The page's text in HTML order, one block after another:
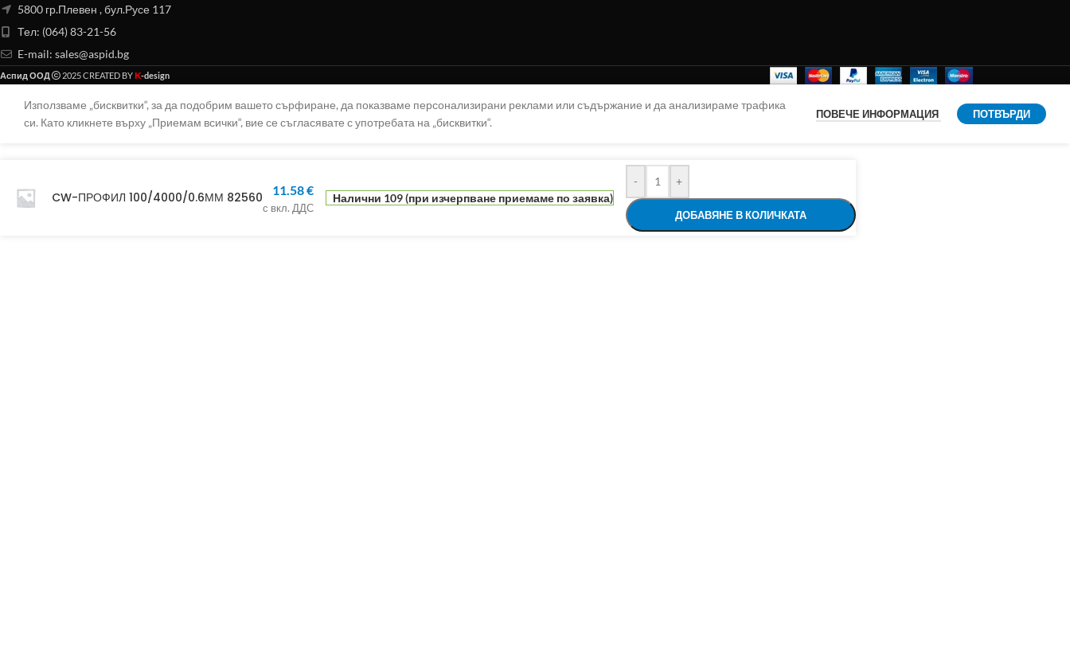
5800 гр.Плевен , бул.Русе 117
Тел: (064) 83-21-56
E-mail: sales@aspid.bg
Аспид ООД 2025 CREATED BY K-design
Използваме „бисквитки“, за да подобрим вашето сърфиране, да показваме персонализирани реклами или съдържание и да анализираме трафика
си. Като кликнете върху „Приемам всички“, вие се съгласявате с употребата на „бисквитки“.
ПОВЕЧЕ ИНФОРМАЦИЯ ПОТВЪРДИ
CW-ПРОФИЛ 100/4000/0.6ММ 82560 11.58€
с вкл. ДДС
Налични 109 (при изчерпване приемаме по заявка)
- +
ДОБАВЯНЕ В КОЛИЧКАТА